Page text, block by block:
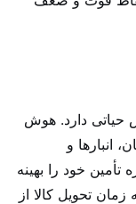
حیاتی دارد. هوش
انبارها و
خود را بهینه
تحویل کالا از